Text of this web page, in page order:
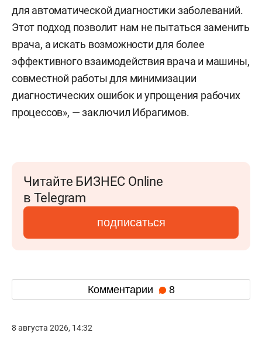
для автоматической диагностики заболеваний.
Этот подход позволит нам не пытаться заменить
врача, а искать возможности для более
эффективного взаимодействия врача и машины,
совместной работы для минимизации
диагностических ошибок и упрощения рабочих
процессов», — заключил Ибрагимов.
Читайте БИЗНЕС Online
в Telegram
подписаться
Комментарии 8
8 августа 2026, 14:32